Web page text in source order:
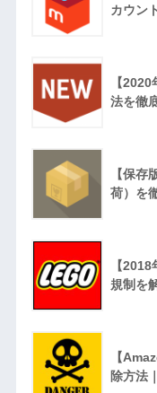
カウン
【
法を徹
【保
荷）を
【
規制を
【
除方法